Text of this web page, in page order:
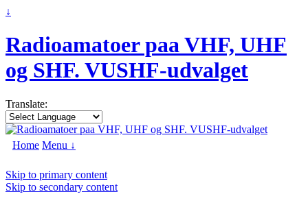
↓
Radioamatoer paa VHF, UHF
og SHF. VUSHF-udvalget
Translate:
Home Menu ↓
Skip to primary content
Skip to secondary content